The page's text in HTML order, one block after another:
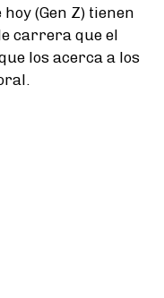
(Gen Z) tienen
carrera que el
los acerca a los